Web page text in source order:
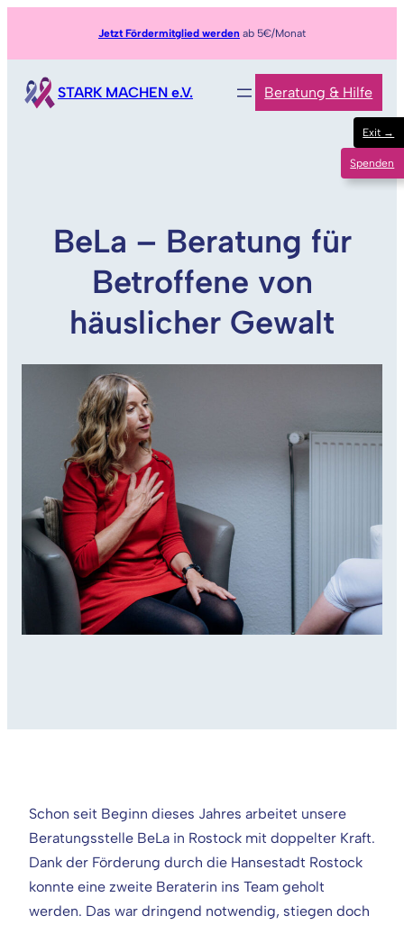
Jetzt Fördermitglied werden ab 5€/Monat
STARK MACHEN e.V. Beratung & Hilfe
BeLa – Beratung für
Betroffene von
häuslicher Gewalt
Schon seit Beginn dieses Jahres arbeitet unsere
Beratungsstelle BeLa in Rostock mit doppelter Kraft.
Dank der Förderung durch die Hansestadt Rostock
konnte eine zweite Beraterin ins Team geholt
werden. Das war dringend notwendig, stiegen doch
Exit →
Spenden